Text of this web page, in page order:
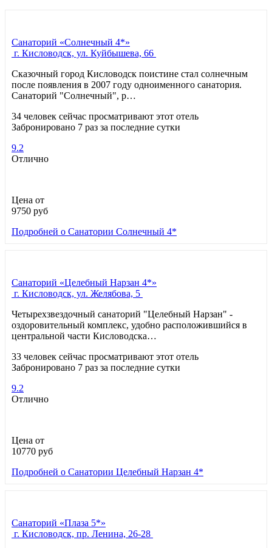
Санаторий «Солнечный 4*»
г. Кисловодск, ул. Куйбышева, 66
Сказочный город Кисловодск поистине стал солнечным
после появления в 2007 году одноименного санатория.
Санаторий "Солнечный", р…
34 человек сейчас просматривают этот отель
Забронировано 7 раз за последние сутки
9.2
Отлично
Цена от
9750 руб
Подробней о Санатории Солнечный 4*
Санаторий «Целебный Нарзан 4*»
г. Кисловодск, ул. Желябова, 5
Четырехзвездочный санаторий "Целебный Нарзан" -
оздоровительный комплекс, удобно расположившийся в
центральной части Кисловодска…
33 человек сейчас просматривают этот отель
Забронировано 7 раз за последние сутки
9.2
Отлично
Цена от
10770 руб
Подробней о Санатории Целебный Нарзан 4*
Санаторий «Плаза 5*»
г. Кисловодск, пр. Ленина, 26-28